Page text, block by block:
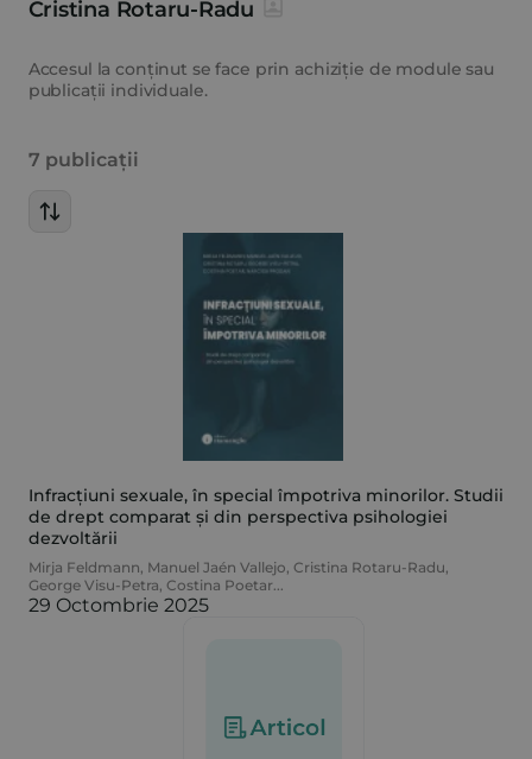
Cristina Rotaru-Radu
Accesul la conținut se face prin achiziție de module sau
publicații individuale.
7 publicații
Infracțiuni sexuale, în special împotriva minorilor. Studii
de drept comparat și din perspectiva psihologiei
dezvoltării
Mirja Feldmann, Manuel Jaén Vallejo, Cristina Rotaru-Radu,
George Visu-Petra, Costina Poetar...
29 Octombrie 2025